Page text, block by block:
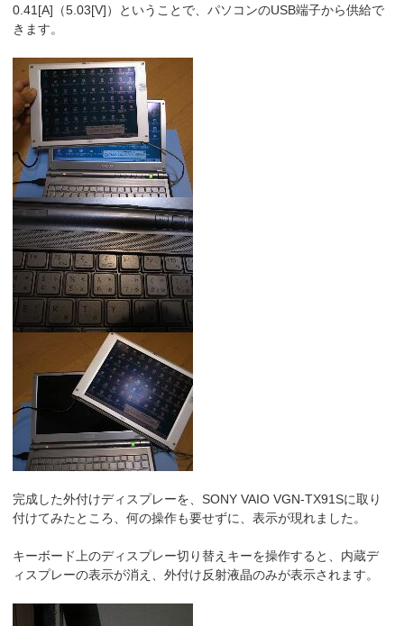
0.41[A]（5.03[V]）ということで、パソコンのUSB端子から供給で
きます。
完成した外付けディスプレーを、SONY VAIO VGN-TX91Sに取り
付けてみたところ、何の操作も要せずに、表示が現れました。
キーボード上のディスプレー切り替えキーを操作すると、内蔵デ
ィスプレーの表示が消え、外付け反射液晶のみが表示されます。